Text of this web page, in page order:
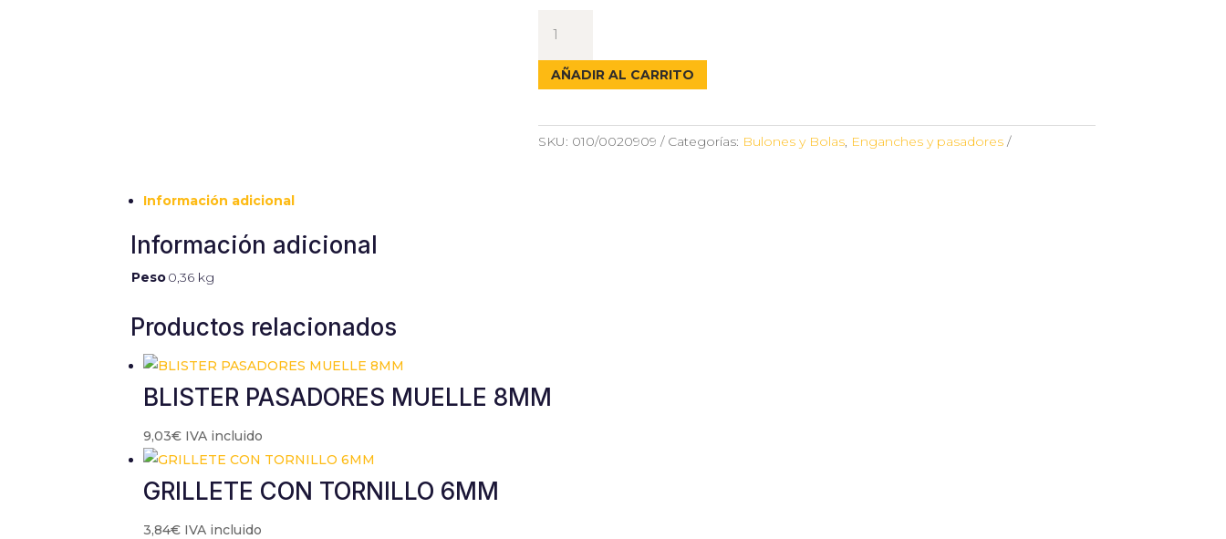
CON
CADENA
Ø19X108
AÑADIR AL CARRITO
SKU: 010/0020909 Categorías: Bulones y Bolas, Enganches y pasadores
Información adicional
Información adicional
Peso0,36 kg
Productos relacionados
BLISTER PASADORES MUELLE 8MM
9,03€ IVA incluido
GRILLETE CON TORNILLO 6MM
3,84€ IVA incluido